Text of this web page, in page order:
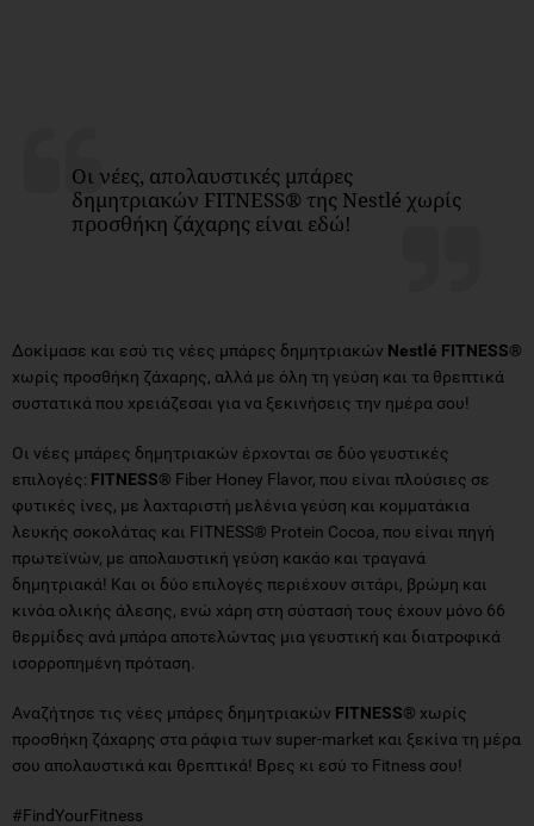
Οι νέες, απολαυστικές μπάρες
δημητριακών FITNESS® της Nestlé χωρίς
προσθήκη ζάχαρης είναι εδώ!
Δοκίμασε και εσύ τις νέες μπάρες δημητριακών Nestlé FITNESS®
χωρίς προσθήκη ζάχαρης, αλλά με όλη τη γεύση και τα θρεπτικά
συστατικά που χρειάζεσαι για να ξεκινήσεις την ημέρα σου!
Οι νέες μπάρες δημητριακών έρχονται σε δύο γευστικές
επιλογές: FITNESS® Fiber Honey Flavor, που είναι πλούσιες σε
φυτικές ίνες, με λαχταριστή μελένια γεύση και κομματάκια
λευκής σοκολάτας και FITNESS® Protein Cocoa, που είναι πηγή
πρωτεϊνών, με απολαυστική γεύση κακάο και τραγανά
δημητριακά! Και οι δύο επιλογές περιέχουν σιτάρι, βρώμη και
κινόα ολικής άλεσης, ενώ χάρη στη σύστασή τους έχουν μόνο 66
θερμίδες ανά μπάρα αποτελώντας μια γευστική και διατροφικά
ισορροπημένη πρόταση.
Αναζήτησε τις νέες μπάρες δημητριακών FITNESS® χωρίς
προσθήκη ζάχαρης στα ράφια των super-market και ξεκίνα τη μέρα
σου απολαυστικά και θρεπτικά! Βρες κι εσύ το Fitness σου!
#FindYourFitness